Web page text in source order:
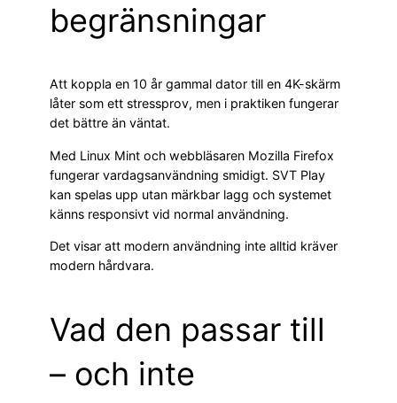
begränsningar
Att koppla en 10 år gammal dator till en 4K-skärm
låter som ett stressprov, men i praktiken fungerar
det bättre än väntat.
Med Linux Mint och webbläsaren Mozilla Firefox
fungerar vardagsanvändning smidigt. SVT Play
kan spelas upp utan märkbar lagg och systemet
känns responsivt vid normal användning.
Det visar att modern användning inte alltid kräver
modern hårdvara.
Vad den passar till
– och inte